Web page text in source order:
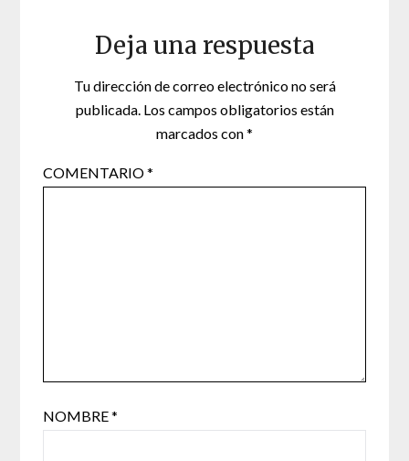
Deja una respuesta
Tu dirección de correo electrónico no será
publicada. Los campos obligatorios están
marcados con*
COMENTARIO*
NOMBRE*